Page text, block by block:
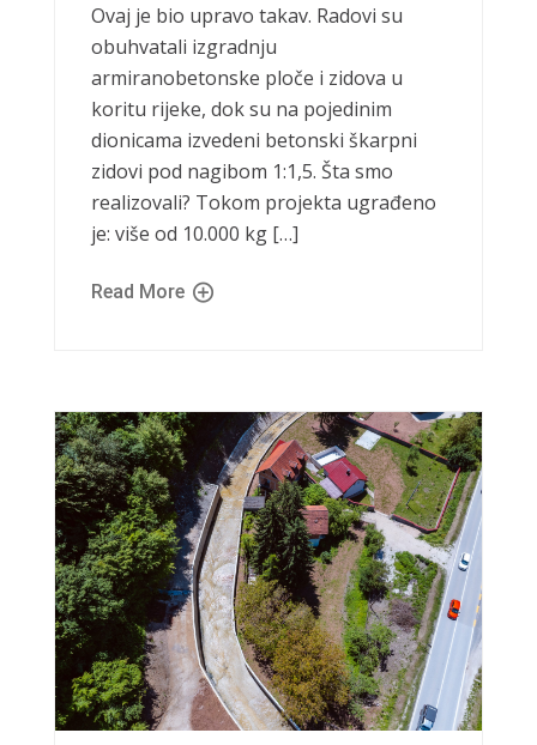
Ovaj je bio upravo takav. Radovi su
obuhvatali izgradnju
armiranobetonske ploče i zidova u
koritu rijeke, dok su na pojedinim
dionicama izvedeni betonski škarpni
zidovi pod nagibom 1:1,5. Šta smo
realizovali? Tokom projekta ugrađeno
je: više od 10.000 kg […]
Read More